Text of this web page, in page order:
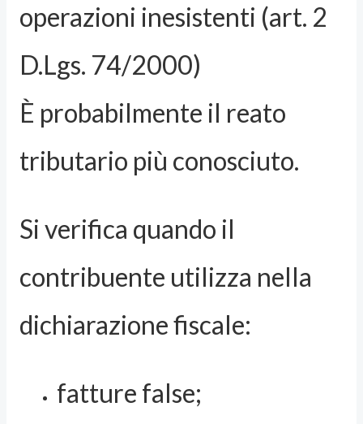
operazioni inesistenti (art. 2
D.Lgs. 74/2000)
È probabilmente il reato
tributario più conosciuto.
Si verifica quando il
contribuente utilizza nella
dichiarazione fiscale:
fatture false;